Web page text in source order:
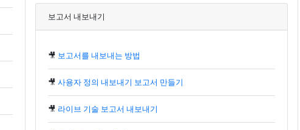
보고서 내보내기
🎥 보고서를 내보내는 방법
🎥사용자 정의 내보내기 보고서 만들기
🎥 라이브 기술 보고서 내보내기